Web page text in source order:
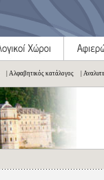
| Αλφαβητικός κατάλογος |